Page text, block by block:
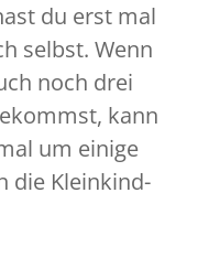
du erst mal
selbst. Wenn
noch drei
kann
um einige
die Kleinkind-